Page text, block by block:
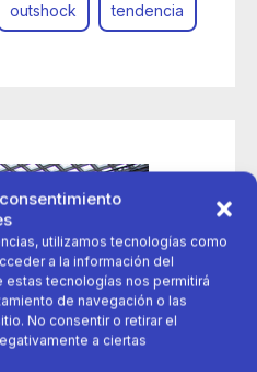
utilizamos tecnologías como
a la información del
tecnologías nos permitirá
de navegación o las
No consentir o retirar el
a ciertas
outshock tendencia